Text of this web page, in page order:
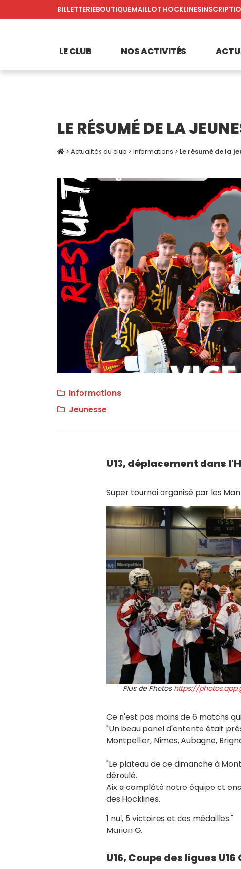
BILLETTERIEBOUTIQUEMAILLOT HOCKLINES
LE CLUB NOS ACTIVITÉS
LE RÉSUMÉ DE LA
> Actualités du club > Informations > Le résumé de la
Informations
Jeunesse
U13, déplacement dans
Super tournoi organisé par les
Plus de Photos https://
Ce n'est pas moins de 6 matchs
"Un beau panel d'entente était
Montpellier, Nîmes, Aubagne,
"Le plateau de ce dimanche à
déroulé.
Aix a complété notre équipe et
des Hocklines.
1 nul, 5 victoires et des médailles."
Marion G.
U16, Coupe des ligues